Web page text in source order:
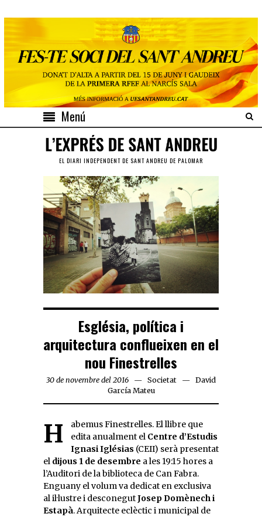
Menú
EL DIARI INDEPENDENT DE SANT ANDREU DE PALOMAR
Església, política i
arquitectura conflueixen en el
nou Finestrelles
30 de novembre del 2016 Societat
David
García Mateu
Habemus Finestrelles. El llibre que edita anualment el Centre d’Estudis
Ignasi Iglésias (CEII) serà presentat
el dijous 1 de desembre a les 19:15 hores a
l’Auditori de la biblioteca de Can Fabra.
Enguany el volum va dedicat en exclusiva
al il·lustre i desconegutJosep Domènech i
Estapà. Arquitecte eclèctic i municipal de